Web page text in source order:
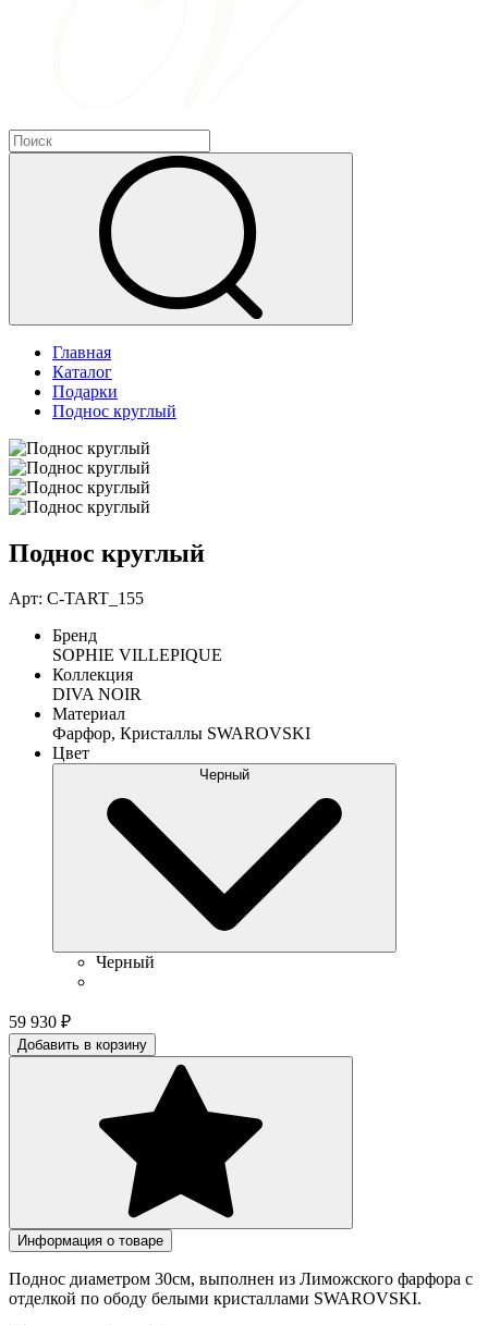
Главная
Каталог
Подарки
Поднос круглый
Поднос круглый
Арт: C-TART_155
Бренд
SOPHIE VILLEPIQUE
Коллекция
DIVA NOIR
Материал
Фарфор, Кристаллы SWAROVSKI
Цвет
Черный
Черный
59 930 ₽
Добавить в корзину
Информация о товаре
Поднос диаметром 30см, выполнен из Лиможского фарфора с
отделкой по ободу белыми кристаллами SWAROVSKI.